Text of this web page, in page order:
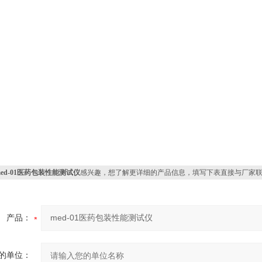
01医药包装性能测试仪感兴趣，想了解更详细的产品信息，填写下表直接与厂家
产品：
单位：